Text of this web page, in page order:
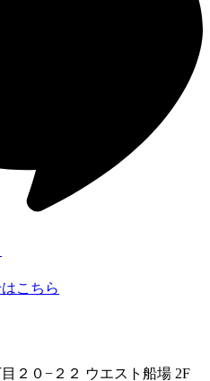
こちら
２０−２２ ウエスト船場 2F